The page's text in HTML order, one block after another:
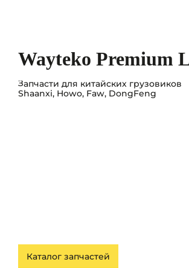
Wayteko Premium
Запчасти для китайских грузовиков
Shaanxi, Howo, Faw, DongFeng
Каталог запчастей